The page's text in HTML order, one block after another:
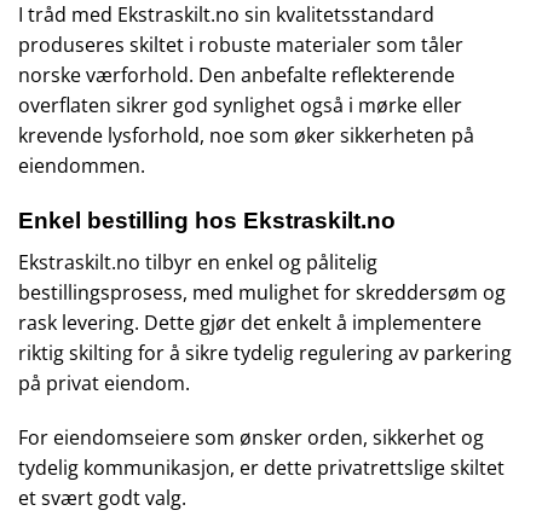
I tråd med Ekstraskilt.no sin kvalitetsstandard
produseres skiltet i robuste materialer som tåler
norske værforhold. Den anbefalte reflekterende
overflaten sikrer god synlighet også i mørke eller
krevende lysforhold, noe som øker sikkerheten på
eiendommen.
Enkel bestilling hos Ekstraskilt.no
Ekstraskilt.no tilbyr en enkel og pålitelig
bestillingsprosess, med mulighet for skreddersøm og
rask levering. Dette gjør det enkelt å implementere
riktig skilting for å sikre tydelig regulering av parkering
på privat eiendom.
For eiendomseiere som ønsker orden, sikkerhet og
tydelig kommunikasjon, er dette privatrettslige skiltet
et svært godt valg.